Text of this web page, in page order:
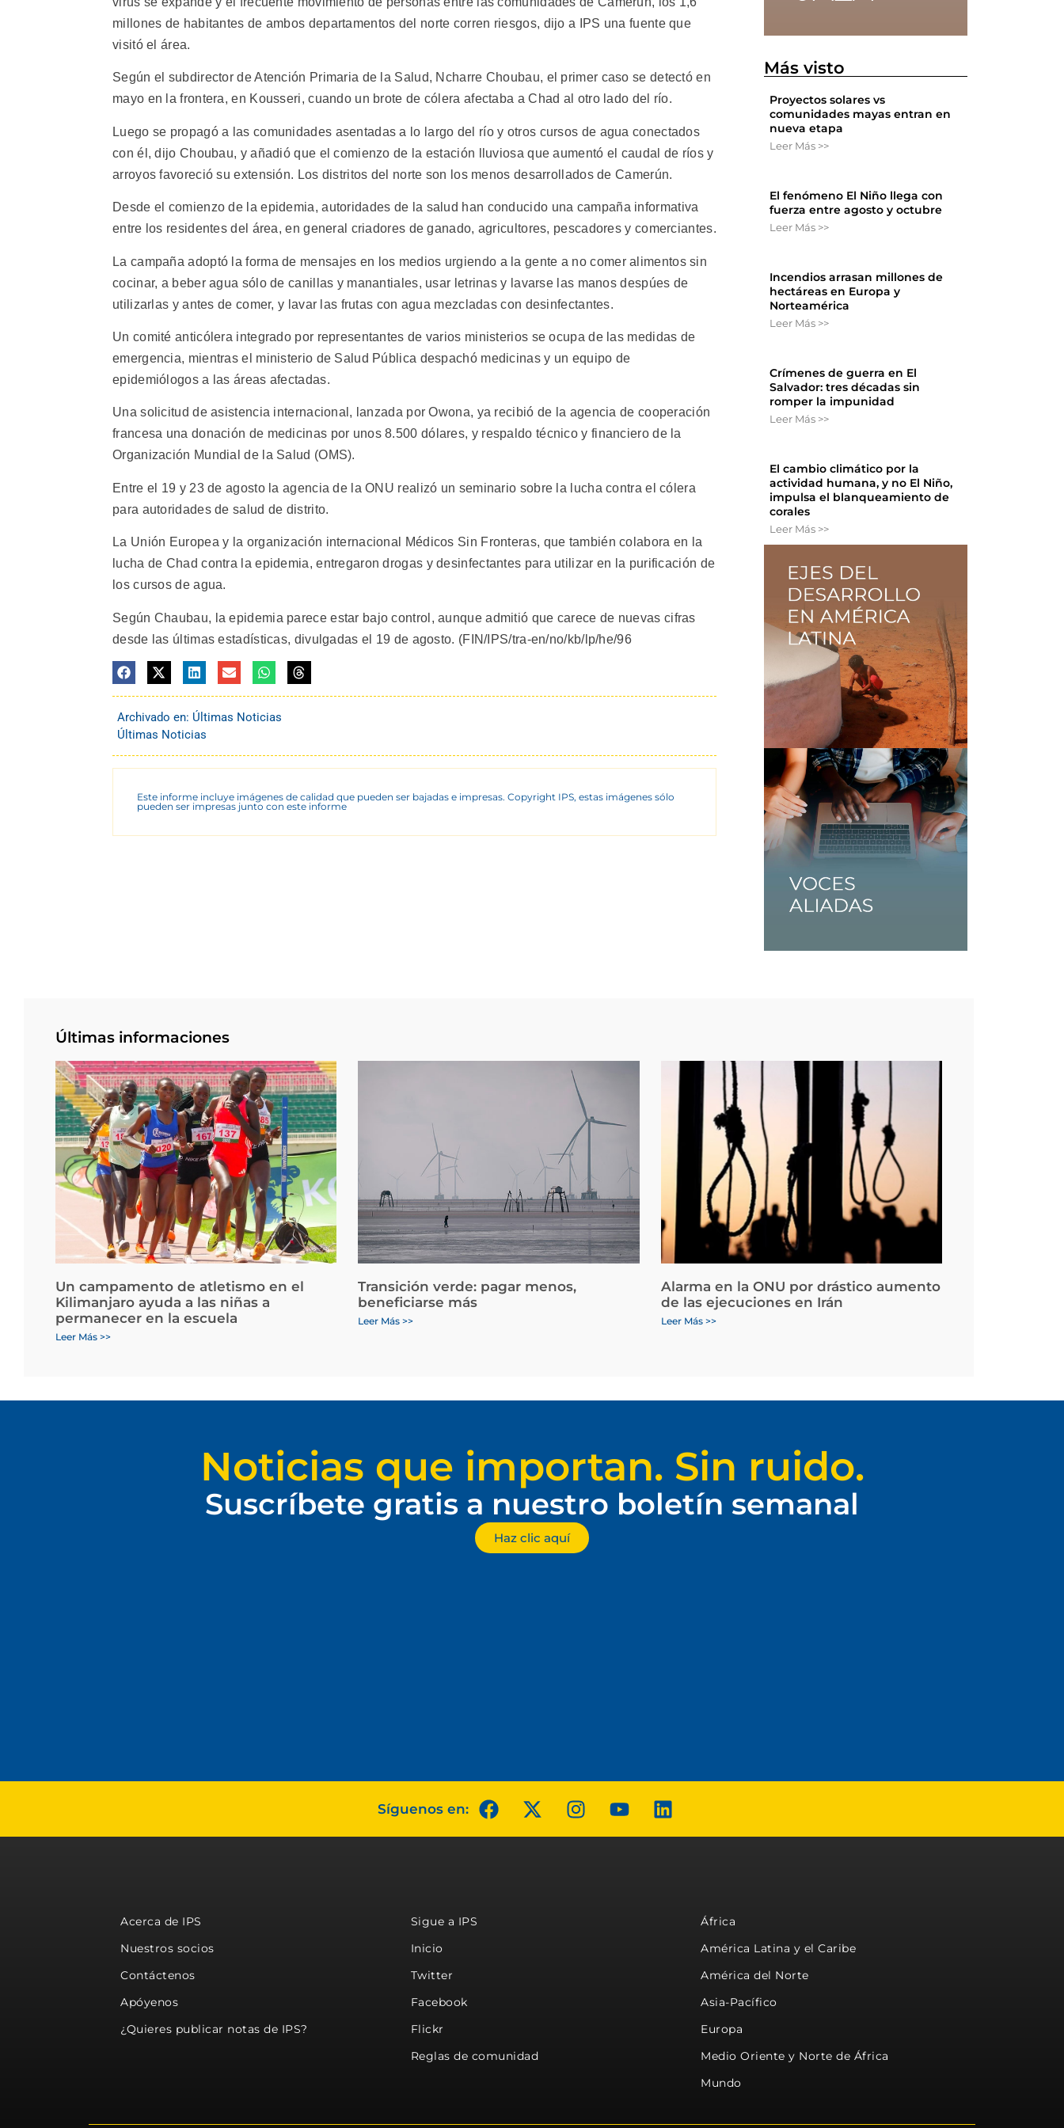
millones de habitantes de ambos departamentos del norte corren riesgos, dijo a IPS una fuente que
visitó el área.
Según el subdirector de Atención Primaria de la Salud, Ncharre Choubau, el primer caso se detectó en
mayo en la frontera, en Kousseri, cuando un brote de cólera afectaba a Chad al otro lado del río.
Luego se propagó a las comunidades asentadas a lo largo del río y otros cursos de agua conectados
con él, dijo Choubau, y añadió que el comienzo de la estación lluviosa que aumentó el caudal de ríos y
arroyos favoreció su extensión. Los distritos del norte son los menos desarrollados de Camerún.
Desde el comienzo de la epidemia, autoridades de la salud han conducido una campaña informativa
entre los residentes del área, en general criadores de ganado, agricultores, pescadores y comerciantes.
La campaña adoptó la forma de mensajes en los medios urgiendo a la gente a no comer alimentos sin
cocinar, a beber agua sólo de canillas y manantiales, usar letrinas y lavarse las manos despúes de
utilizarlas y antes de comer, y lavar las frutas con agua mezcladas con desinfectantes.
Un comité anticólera integrado por representantes de varios ministerios se ocupa de las medidas de
emergencia, mientras el ministerio de Salud Pública despachó medicinas y un equipo de
epidemiólogos a las áreas afectadas.
Una solicitud de asistencia internacional, lanzada por Owona, ya recibió de la agencia de cooperación
francesa una donación de medicinas por unos 8.500 dólares, y respaldo técnico y financiero de la
Organización Mundial de la Salud (OMS).
Entre el 19 y 23 de agosto la agencia de la ONU realizó un seminario sobre la lucha contra el cólera
para autoridades de salud de distrito.
La Unión Europea y la organización internacional Médicos Sin Fronteras, que también colabora en la
lucha de Chad contra la epidemia, entregaron drogas y desinfectantes para utilizar en la purificación de
los cursos de agua.
Según Chaubau, la epidemia parece estar bajo control, aunque admitió que carece de nuevas cifras
desde las últimas estadísticas, divulgadas el 19 de agosto. (FIN/IPS/tra-en/no/kb/lp/he/96
Archivado en: Últimas Noticias
Últimas Noticias
Este informe incluye imágenes de calidad que pueden ser bajadas e impresas. Copyright IPS, estas imágenes sólo
pueden ser impresas junto con este informe
Más visto
Proyectos solares vs
comunidades mayas entran en
nueva etapa
Leer Más >>
El fenómeno El Niño llega con
fuerza entre agosto y octubre
Leer Más >>
Incendios arrasan millones de
hectáreas en Europa y
Norteamérica
Leer Más >>
Crímenes de guerra en El
Salvador: tres décadas sin
romper la impunidad
Leer Más >>
El cambio climático por la
actividad humana, y no El Niño,
impulsa el blanqueamiento de
corales
Leer Más >>
Últimas informaciones
Un campamento de atletismo en el
Kilimanjaro ayuda a las niñas a
permanecer en la escuela
Leer Más >>
Transición verde: pagar menos,
beneficiarse más
Leer Más >>
Alarma en la ONU por drástico aumento
de las ejecuciones en Irán
Leer Más >>
Noticias que importan. Sin ruido.
Suscríbete gratis a nuestro boletín semanal
Haz clic aquí
Síguenos en:
Acerca de IPS
Nuestros socios
Contáctenos
Apóyenos
¿Quieres publicar notas de IPS?
Sigue a IPS
Inicio
Twitter
Facebook
Flickr
Reglas de comunidad
África
América Latina y el Caribe
América del Norte
Asia-Pacífico
Europa
Medio Oriente y Norte de África
Mundo